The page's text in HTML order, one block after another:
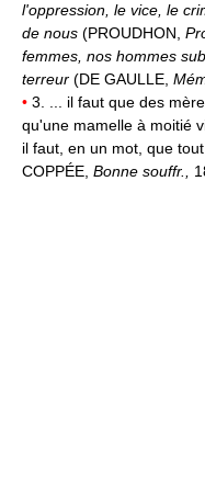
l'oppression, le vice, le
de nous (PROUDHON,
femmes, nos hommes
terreur (DE GAULLE,
• 3. ... il faut que des
qu'une mamelle à moitié
il faut, en un mot, que
COPPÉE, Bonne souffr.,